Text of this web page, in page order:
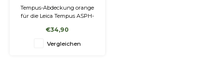
Tempus-Abdeckung orange
für die Leica Tempus ASPH-
€34,90
Vergleichen